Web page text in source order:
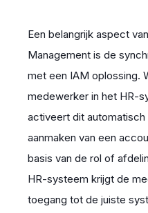
Een belangrijk aspect van
Management is de
met een IAM oplossing.
medewerker in het HR-
activeert dit
aanmaken van een
basis van de rol of
HR-systeem krijgt de
toegang tot de juiste